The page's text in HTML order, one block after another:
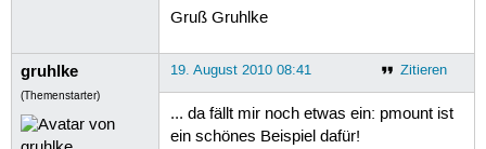
notify-send -i $LOGO  "$TITLE"
else
pmount -w /dev/$device /media/
fi
Gruß Gruhlke
gruhlke
(Themenstarter)
Zitieren
19. August 2010 08:41
... da fällt mir noch etwas ein: pmount ist
ein schönes Beispiel dafür!